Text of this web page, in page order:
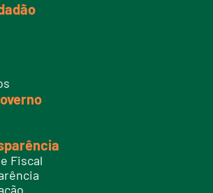
Fiscal